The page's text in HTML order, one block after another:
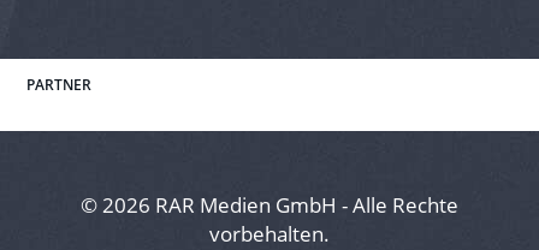
PARTNER
© 2026 RAR Medien GmbH - Alle Rechte
vorbehalten.